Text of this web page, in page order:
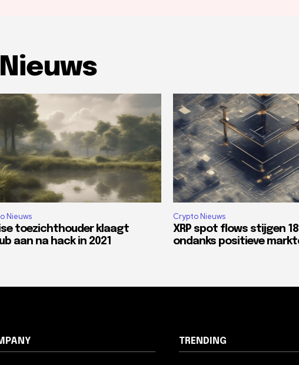
Nieuws
toezichthouder klaagt
aan na hack in 2021
Crypto Nieuws
XRP spot flows stijgen
ondanks positieve
TRENDING